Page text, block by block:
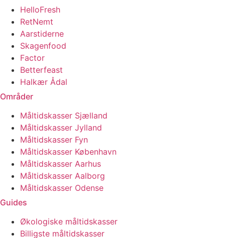
HelloFresh
RetNemt
Aarstiderne
Skagenfood
Factor
Betterfeast
Halkær Ådal
Områder
Måltidskasser Sjælland
Måltidskasser Jylland
Måltidskasser Fyn
Måltidskasser København
Måltidskasser Aarhus
Måltidskasser Aalborg
Måltidskasser Odense
Guides
Økologiske måltidskasser
Billigste måltidskasser